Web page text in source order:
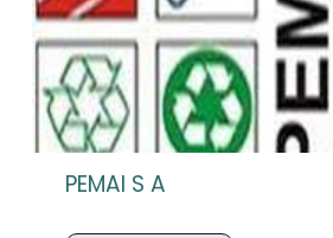
PEMAI S A